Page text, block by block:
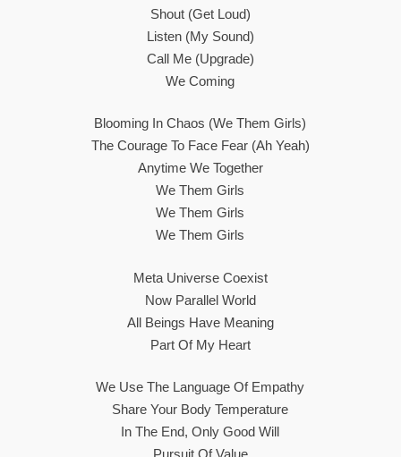
Shout (Get Loud)
Listen (My Sound)
Call Me (Upgrade)
We Coming
Blooming In Chaos (We Them Girls)
The Courage To Face Fear (Ah Yeah)
Anytime We Together
We Them Girls
We Them Girls
We Them Girls
Meta Universe Coexist
Now Parallel World
All Beings Have Meaning
Part Of My Heart
We Use The Language Of Empathy
Share Your Body Temperature
In The End, Only Good Will
Pursuit Of Value